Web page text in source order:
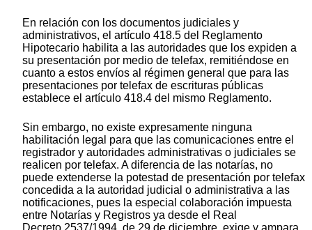
En relación con los documentos judiciales y
administrativos, el artículo 418.5 del Reglamento
Hipotecario habilita a las autoridades que los expiden a
su presentación por medio de telefax, remitiéndose en
cuanto a estos envíos al régimen general que para las
presentaciones por telefax de escrituras públicas
establece el artículo 418.4 del mismo Reglamento.
Sin embargo, no existe expresamente ninguna
habilitación legal para que las comunicaciones entre el
registrador y autoridades administrativas o judiciales se
realicen por telefax. A diferencia de las notarías, no
puede extenderse la potestad de presentación por telefax
concedida a la autoridad judicial o administrativa a las
notificaciones, pues la especial colaboración impuesta
entre Notarías y Registros ya desde el Real
Decreto 2537/1994, de 29 de diciembre, exige y ampara